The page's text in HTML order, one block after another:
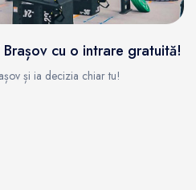
cu o intrare gratuită!
și ia decizia chiar tu!